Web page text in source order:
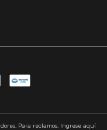
Para reclamos. Ingrese aquí